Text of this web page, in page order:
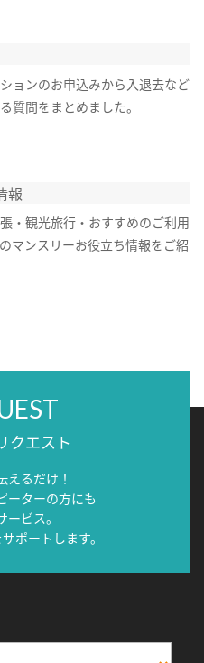
ョンのお申込みから入退去など
質問をまとめました。
報
・観光旅行・おすすめのご利用
マンスリーお役立ち情報をご紹
クエスト
えるだけ！
ーターの方にも
ビス。
ポートします。